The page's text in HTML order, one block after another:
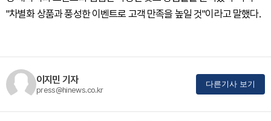
"차별화 상품과 풍성한 이벤트로 고객 만족을 높일 것"이라고 말했다.
이지민 기자
press@hinews.co.kr
다른기사 보기